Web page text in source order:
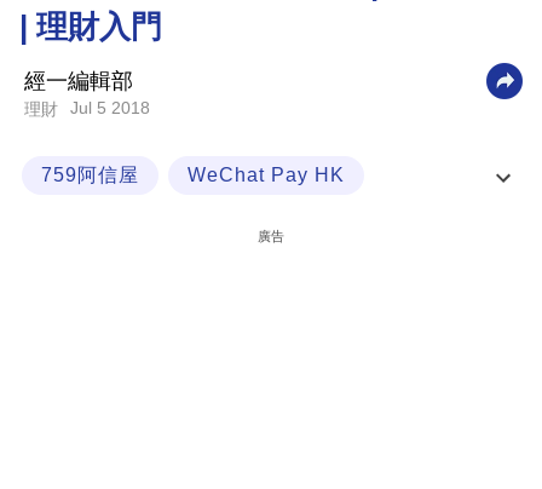
業
| 理財入門
經一編輯部
理財 Jul 5 2018
759阿信屋 WeChat Pay HK
廣告